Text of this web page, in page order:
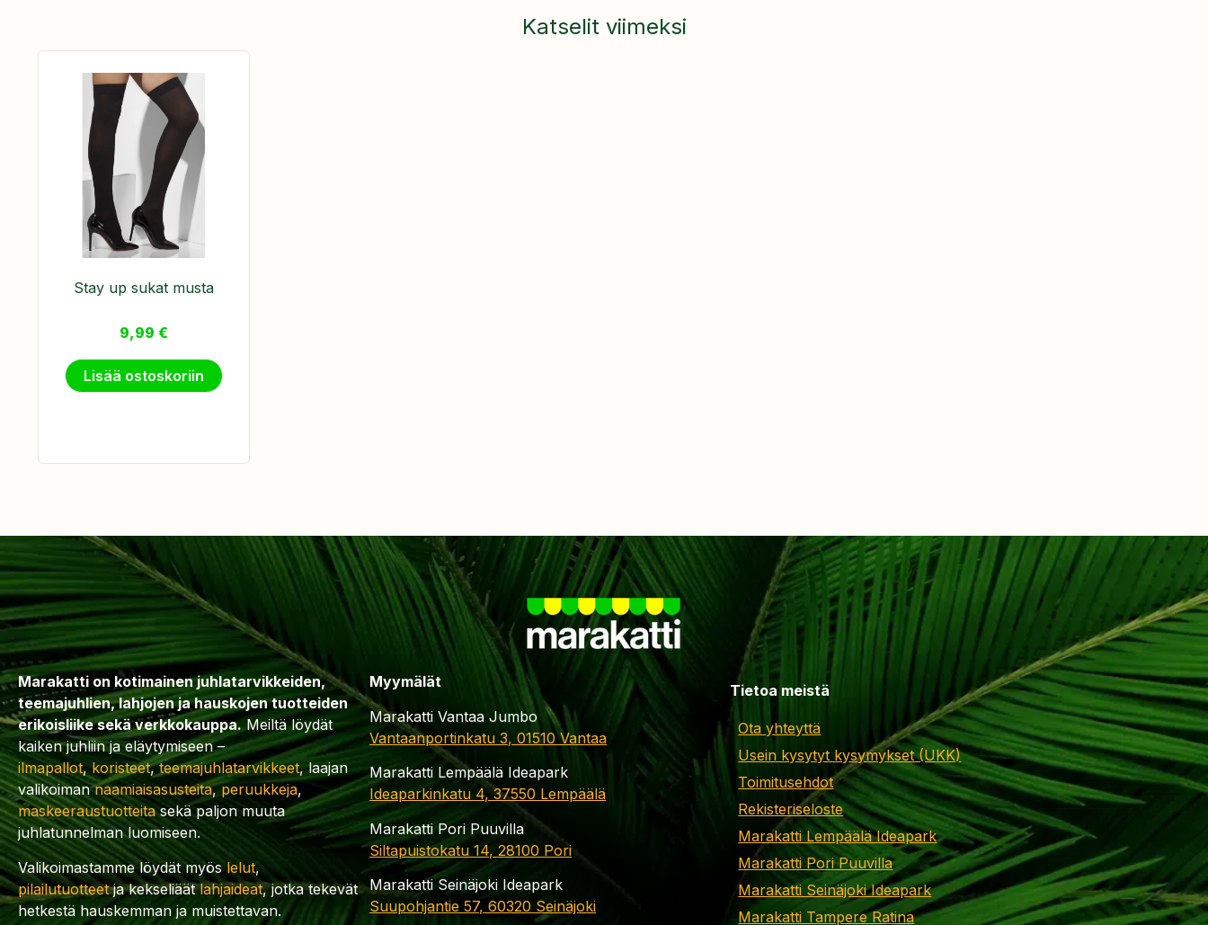
Katselit viimeksi
Stay up sukat musta
9,99 €
Lisää ostoskoriin
Marakatti on kotimainen juhlatarvikkeiden,
teemajuhlien, lahjojen ja hauskojen tuotteiden
erikoisliike sekä verkkokauppa.Meiltä löydät
kaiken juhliin ja eläytymiseen –
ilmapallot,koristeet,teemajuhlatarvikkeet, laajan
valikoimannaamiaisasusteita,peruukkeja,
maskeeraustuotteitasekä paljon muuta
juhlatunnelman luomiseen.
Valikoimastamme löydät myöslelut,
pilailutuotteetja kekseliäätlahjaideat, jotka tekevät
hetkestä hauskemman ja muistettavan.
Myymälät
Marakatti Vantaa Jumbo
Vantaanportinkatu 3, 01510 Vantaa
Marakatti Lempäälä Ideapark
Ideaparkinkatu 4, 37550 Lempäälä
Marakatti Pori Puuvilla
Siltapuistokatu 14, 28100 Pori
Marakatti Seinäjoki Ideapark
Suupohjantie 57, 60320 Seinäjoki
Tietoa meistä
Ota yhteyttä
Usein kysytyt kysymykset (UKK)
Toimitusehdot
Rekisteriseloste
Marakatti Lempäälä Ideapark
Marakatti Pori Puuvilla
Marakatti Seinäjoki Ideapark
Marakatti Tampere Ratina